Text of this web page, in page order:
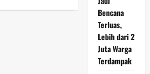
Gizi
Bencana
Terluas,
Lebih dari 2
Juta Warga
Terdampak